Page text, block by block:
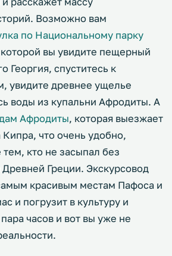
Возможно вам
по Национальному парку
вы увидите пещерный
Георгия, спуститесь к
увидите древнее ущелье
воды из купальни Афродиты. А
Афродиты, которая выезжает
что очень удобно,
кто не засыпал без
Греции. Экскурсовод
красивым местам Пафоса и
и погрузит в культуру и
часов и вот вы уже не